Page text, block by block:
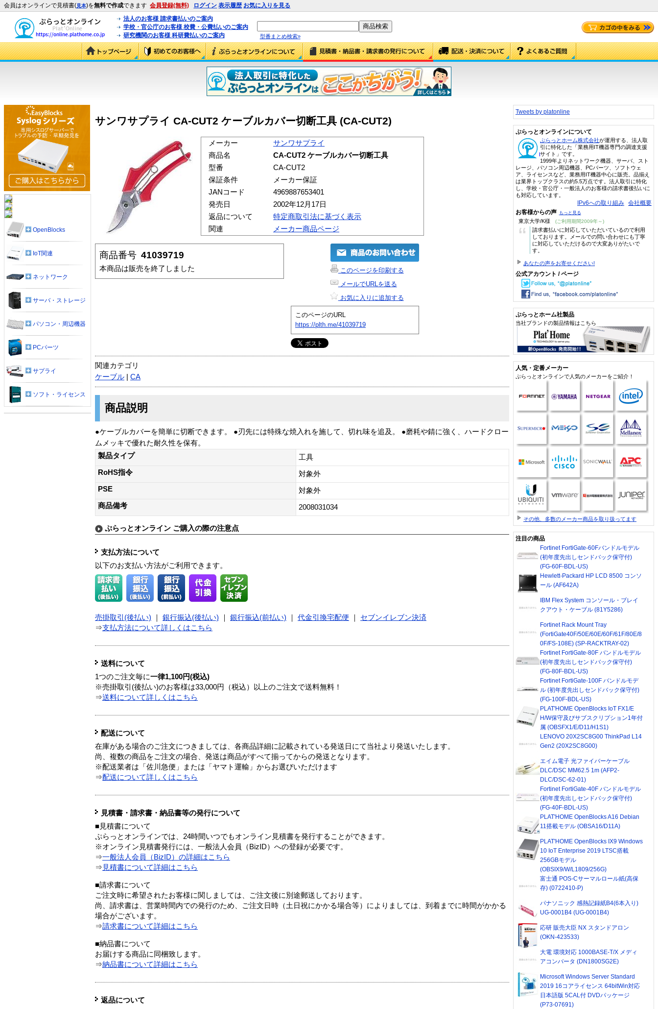
会員はオンラインで見積書(見本)を無料で作成できます 会員登録(無料) ログイン 表示履歴 お気に入りを見る
法人のお客様 請求書払いのご案内
学校・官公庁のお客様 校費・公費払いのご案内
研究機関のお客様 科研費払いのご案内
型番まとめ検索»
サンワサプライ CA-CUT2 ケーブルカバー切断工具 (CA-CUT2)
メーカー
サンワサプライ
商品名
CA-CUT2 ケーブルカバー切断工具
型番
CA-CUT2
保証条件
メーカー保証
JANコード
4969887653401
発売日
2002年12月17日
返品について
特定商取引法に基づく表示
関連
メーカー商品ページ
商品番号 41039719
本商品は販売を終了しました
このページを印刷する
メールでURLを送る
お気に入りに追加する
このページのURL
https://plth.me/41039719
関連カテゴリ
ケーブル
CA
商品説明
●ケーブルカバーを簡単に切断できます。 ●刃先には特殊な焼入れを施して、切れ味を追及。 ●磨耗や錆に強く、ハードクロー
ムメッキで優れた耐久性を保有。
製品タイプ
工具
RoHS指令
対象外
PSE
対象外
商品備考
2008031034
ぷらっとオンライン ご購入の際の注意点
支払方法について
以下のお支払い方法がご利用できます。
売掛取引(後払い) 銀行振込(後払い) 銀行振込(前払い) 代金引換宅配便
セブンイレブン決済
⇒支払方法について詳しくはこちら
送料について
1つのご注文毎に一律1,100円(税込)
※売掛取引(後払い)のお客様は33,000円（税込）以上のご注文で送料無料！
⇒送料について詳しくはこちら
配送について
在庫がある場合のご注文につきましては、各商品詳細に記載されている発送日にて当社より発送いたします。
尚、複数の商品をご注文の場合、発送は商品がすべて揃ってからの発送となります。
※配送業者は「佐川急便」または「ヤマト運輸」からお選びいただけます
⇒配送について詳しくはこちら
見積書・請求書・納品書等の発行について
■見積書について
ぷらっとオンラインでは、24時間いつでもオンライン見積書を発行することができます。
※オンライン見積書発行には、一般法人会員（BizID）への登録が必要です。
⇒一般法人会員（BizID）の詳細はこちら
⇒ 見積書について詳細はこちら
■請求書について
ご注文時に希望されたお客様に関しましては、ご注文後に別途郵送しております。
尚、請求書は、営業時間内での発行のため、ご注文日時（土日祝にかかる場合等）によりましては、到着までに時間がかかる
場合がございます。
⇒請求書について詳細はこちら
■納品書について
お届けする商品に同梱致します。
⇒納品書について詳細はこちら
返品について
OpenBlocks
IoT関連
ネットワーク
サーバ・ストレージ
パソコン・周辺機器
PCパーツ
サプライ
ソフト・ライセンス
Tweets by platonline
ぷらっとオンラインについて
ぷらっとホーム株式会社が運用する、法人取
引に特化した「業務用IT機器専門の調達支援
サイト」です。
1999年よりネットワーク機器、サーバ、スト
レージ、パソコン周辺機器、PCパーツ、ソフトウェ
ア、ライセンスなど、業務用IT機器中心に販売。品揃え
は業界トップクラスの約5.5万点です。法人取引に特化
し、学校・官公庁・一般法人のお客様の請求書後払いに
も対応しています。
IPv6への取り組み 会社概要
お客様からの声 もっと見る
東京大学/K様 (ご利用期間2009年～)
“
請求書払いに対応していただいているので利用
しております。メールでの問い合わせにも丁寧
に対応していただけるので大変ありがたいで
す。
あなたの声をお寄せください!
公式アカウント / ページ
ぷらっとホーム社製品
当社ブランドの製品情報はこちら
人気・定番メーカー
ぷらっとオンラインで人気のメーカーをご紹介！
その他、多数のメーカー商品を取り扱ってます
注目の商品
Fortinet FortiGate-60Fバンドルモデル
(初年度先出しセンドバック保守付)
(FG-60F-BDL-US)
Hewlett-Packard HP LCD 8500 コンソ
ール (AF642A)
IBM Flex System コンソール・ブレイ
クアウト・ケーブル (81Y5286)
Fortinet Rack Mount Tray
(FortiGate40F/50E/60E/60F/61F/80E/8
0F/FS-108E) (SP-RACKTRAY-02)
Fortinet FortiGate-80F バンドルモデル
(初年度先出しセンドバック保守付)
(FG-80F-BDL-US)
Fortinet FortiGate-100F バンドルモデ
ル (初年度先出しセンドバック保守付)
(FG-100F-BDL-US)
PLAT'HOME OpenBlocks IoT FX1/E
H/W保守及びサブスクリプション1年付
属 (OBSFX1/E/D11/H1S1)
LENOVO 20X2SC8G00 ThinkPad L14
Gen2 (20X2SC8G00)
エイム電子 光ファイバーケーブル
DLC/DSC MM62.5 1m (AFP2-
DLC/DSC-62-01)
Fortinet FortiGate-40F バンドルモデル
(初年度先出しセンドバック保守付)
(FG-40F-BDL-US)
PLAT'HOME OpenBlocks A16 Debian
11搭載モデル (OBSA16/D11A)
PLAT'HOME OpenBlocks IX9 Windows
10 IoT Enterprise 2019 LTSC搭載
256GBモデル
(OBSIX9/W/L1809/256G)
富士通 POS-Cサーマルロール紙(高保
存) (0722410-P)
パナソニック 感熱記録紙B4(6本入り)
UG-0001B4 (UG-0001B4)
応研 販売大臣 NX スタンドアロン
(OKN-423533)
大電 環境対応 1000BASE-T/X メディ
アコンバータ (DN1800SG2E)
Microsoft Windows Server Standard
2019 16コアライセンス 64bitWin対応
日本語版 5CAL付 DVDパッケージ
(P73-07691)